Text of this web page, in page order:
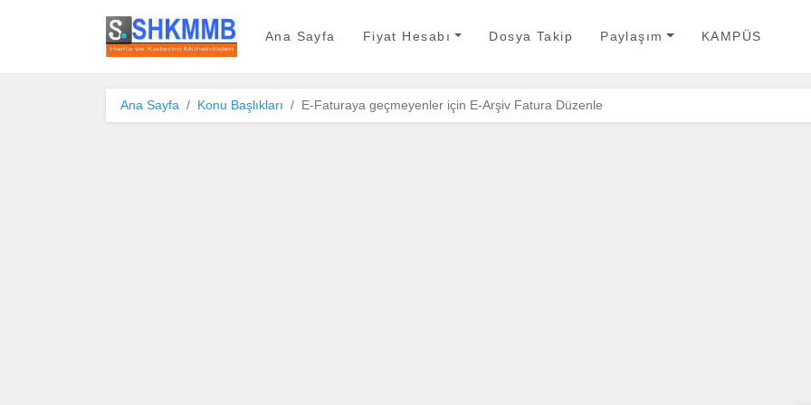
SHKMMB
Ana Sayfa Fiyat Hesabı Dosya Takip Paylaşım KAMPÜS
Ana Sayfa Konu Başlıkları E-Faturaya geçmeyenler için E-Arşiv Fatura Düzenle